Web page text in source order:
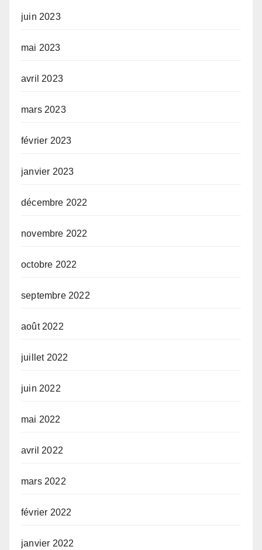
juin 2023
mai 2023
avril 2023
mars 2023
février 2023
janvier 2023
décembre 2022
novembre 2022
octobre 2022
septembre 2022
août 2022
juillet 2022
juin 2022
mai 2022
avril 2022
mars 2022
février 2022
janvier 2022